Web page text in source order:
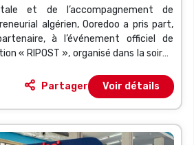
et de l’accompagnement de
algérien, Ooredoo a pris part,
à l’événement officiel de
« RIPOST », organisé dans la soirée
Partager
Voir détails